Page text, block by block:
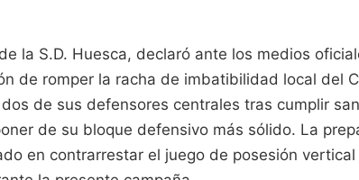
la S.D. Huesca, declaró ante los medios
de romper la racha de imbatibilidad local del
de sus defensores centrales tras cumplir
de su bloque defensivo más sólido. La
en contrarrestar el juego de posesión